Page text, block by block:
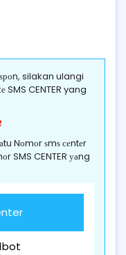
silakan ulangi
SMS CENTER yang
Nоmоr ѕmѕ сеntеr
SMS CENTER уаng